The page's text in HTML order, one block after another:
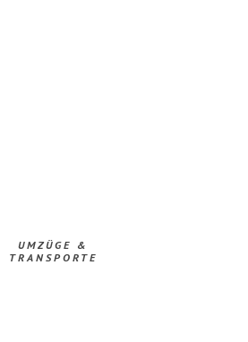
UMZÜGE &
TRANSPORTE